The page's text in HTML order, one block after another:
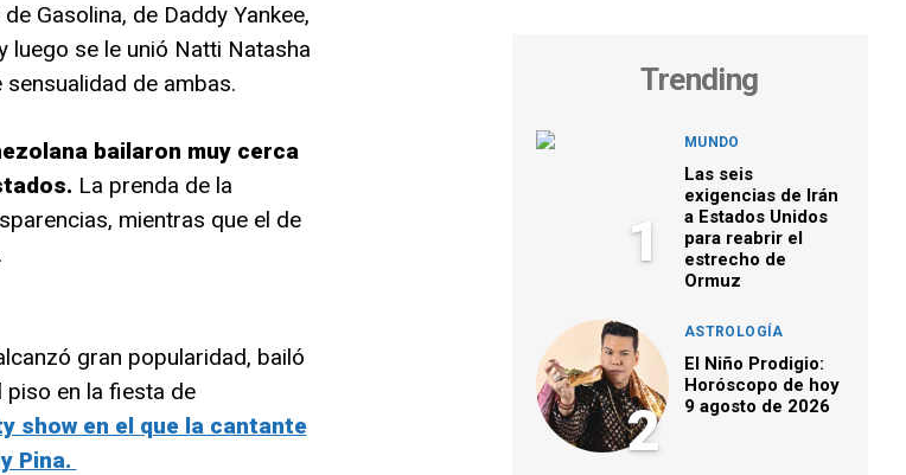
Gasolina, de Daddy Yankee,
luego se le unió Natti Natasha
de ambas.
bailaron muy cerca
La prenda de la
mientras que el de
gran popularidad, bailó
piso en la fiesta de
show en el que la cantante
Pina.
Trending
1
MUNDO
Las seis
exigencias de Irán
a Estados Unidos
para reabrir el
estrecho de
Ormuz
2
ASTROLOGÍA
El Niño Prodigio:
Horóscopo de hoy
9 agosto de 2026